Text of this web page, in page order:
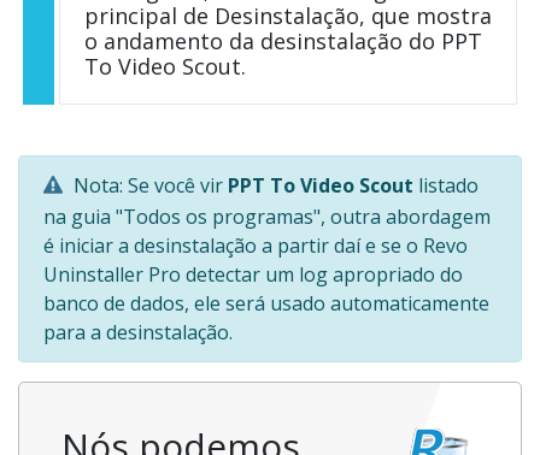
principal de Desinstalação, que mostra
o andamento da desinstalação do PPT
To Video Scout.
Nota: Se você vir PPT To Video Scout listado
na guia "Todos os programas", outra abordagem
é iniciar a desinstalação a partir daí e se o Revo
Uninstaller Pro detectar um log apropriado do
banco de dados, ele será usado automaticamente
para a desinstalação.